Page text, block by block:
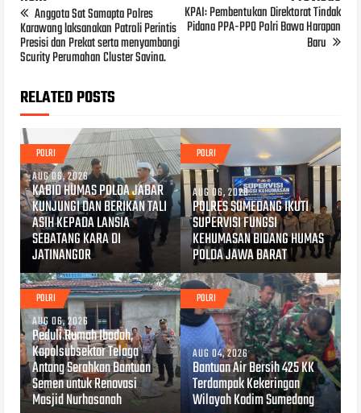
Anggota Sat Samapta Polres
Karawang laksanakan Patroli Perintis
Presisi dan Prekat serta menyambangi
Scurity Perumahan Cluster Savina.
KPAI: Pembentukan Direktorat Tindak
Pidana PPA-PPO Polri Bawa Harapan
Baru
RELATED POSTS
POLRI
AUG 06, 2026
KABID HUMAS POLDA JABAR
KUNJUNGI DAN BERIKAN TALI
ASIH KEPADA LANSIA
SEBATANG KARA DI
JATINANGOR
POLRI
AUG 06, 2026
POLRES SUMEDANG IKUTI
SUPERVISI FUNGSI
KEHUMASAN BIDANG HUMAS
POLDA JAWA BARAT
POLRI
AUG 06, 2026
Peduli Rumah Ibadah,
Kapolsubsektor Telaga
Antang Serahkan Bantuan
Semen untuk Renovasi
Masjid Nurhasanah
POLRI
AUG 04, 2026
Bantuan Air Bersih 425 KK
Terdampak Kekeringan
Wilayah Kodim Sumedang